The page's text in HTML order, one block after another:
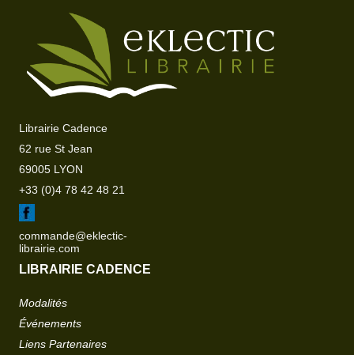
Librairie Cadence
62 rue St Jean
69005 LYON
+33 (0)4 78 42 48 21
commande@eklectic-
librairie.com
LIBRAIRIE CADENCE
Modalités
Événements
Liens Partenaires